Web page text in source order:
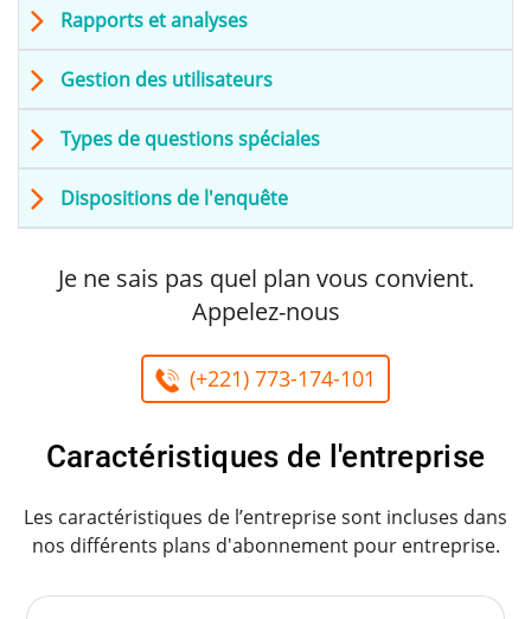
Rapports et analyses
Gestion des utilisateurs
Types de questions spéciales
Dispositions de l'enquête
Je ne sais pas quel plan vous convient.
Appelez-nous
(+221) 773-174-101
Caractéristiques de l'entreprise
Les caractéristiques de l’entreprise sont incluses dans
nos différents plans d'abonnement pour entreprise.